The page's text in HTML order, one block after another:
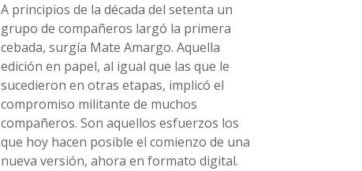
A principios de la década del setenta un
grupo de compañeros largó la primera
cebada, surgía Mate Amargo. Aquella
edición en papel, al igual que las que le
sucedieron en otras etapas, implicó el
compromiso militante de muchos
compañeros. Son aquellos esfuerzos los
que hoy hacen posible el comienzo de una
nueva versión, ahora en formato digital.